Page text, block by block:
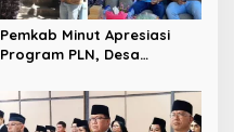
Pemkab Minut Apresiasi
Program PLN, Desa
Percontohan Ekowisata
Berdaya Saing